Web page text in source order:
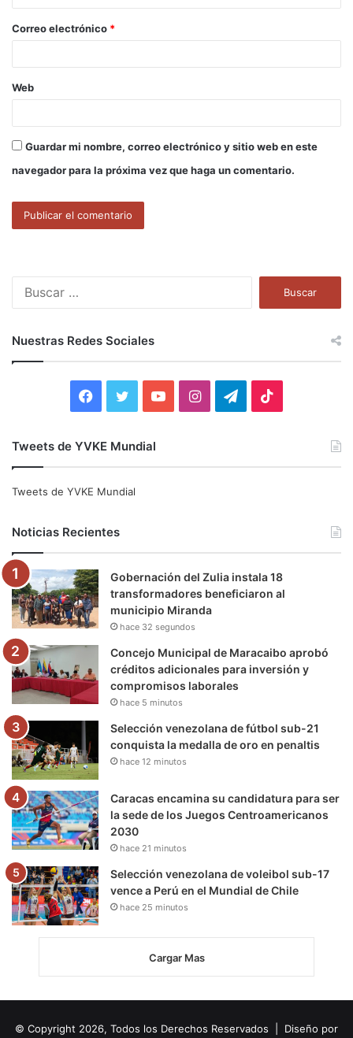
*
Correo electrónico *
Web
Guardar mi nombre, correo electrónico y sitio web en este
navegador para la próxima vez que haga un comentario.
r
:
Nuestras Redes Sociales
e
o
o
k
t
e
r
b
e
I
g
r
a
m
r
a
k
Tweets de YVKE Mundial
Tweets de YVKE Mundial
Noticias Recientes
Gobernación del Zulia instala 18
transformadores beneficiaron al
municipio Miranda
hace 32 segundos
Concejo Municipal de Maracaibo aprobó
créditos adicionales para inversión y
compromisos laborales
hace 5 minutos
Selección venezolana de fútbol sub-21
conquista la medalla de oro en penaltis
hace 12 minutos
Caracas encamina su candidatura para ser
la sede de los Juegos Centroamericanos
2030
hace 21 minutos
Selección venezolana de voleibol sub-17
vence a Perú en el Mundial de Chile
hace 25 minutos
Cargar Mas
© Copyright 2026, Todos los Derechos Reservados | Diseño por